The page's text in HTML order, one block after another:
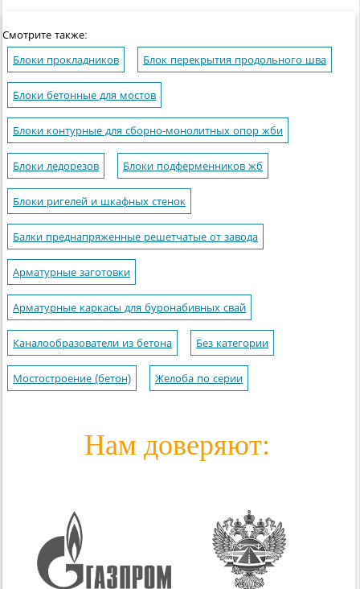
Смотрите также:
Блоки прокладников Блок перекрытия продольного шва
Блоки бетонные для мостов
Блоки контурные для сборно-монолитных опор жби
Блоки ледорезов Блоки подферменников жб
Блоки ригелей и шкафных стенок
Балки преднапряженные решетчатые от завода
Арматурные заготовки
Арматурные каркасы для буронабивных свай
Каналообразователи из бетона Без категории
Мостостроение (бетон) Желоба по серии
Нам доверяют: